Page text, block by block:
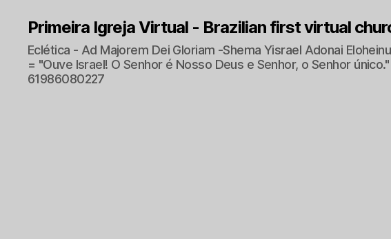
Primeira Igreja Virtual - Brazilian first virtual
Eclética - Ad Majorem Dei Gloriam -Shema Yisrael Adonai
= "Ouve Israel! O Senhor é Nosso Deus e Senhor, o Senhor único."
61986080227